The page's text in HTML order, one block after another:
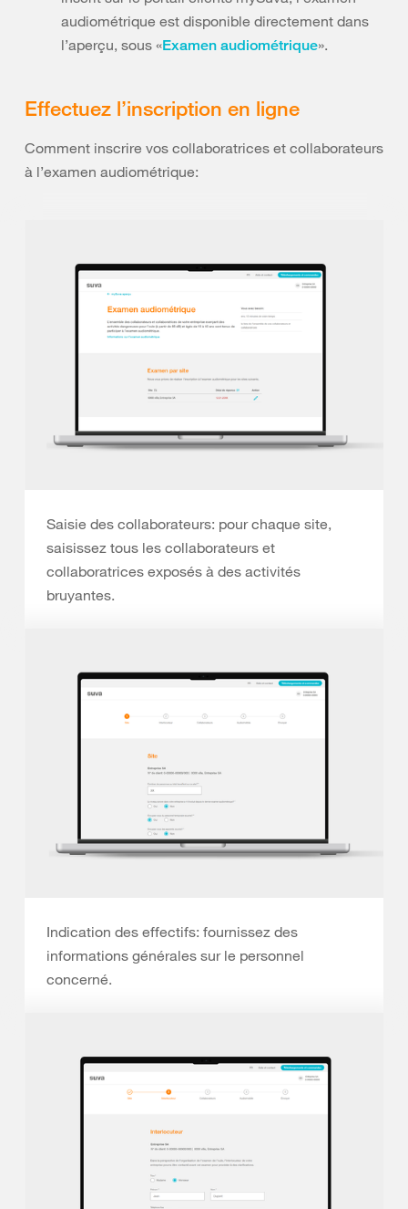
audiométrique est disponible directement dans
l’aperçu, sous «Examen audiométrique».
Effectuez l’inscription en ligne
Comment inscrire vos collaboratrices et collaborateurs
à l’examen audiométrique:
Saisie des collaborateurs: pour chaque site,
saisissez tous les collaborateurs et
collaboratrices exposés à des activités
bruyantes.
Indication des effectifs: fournissez des
informations générales sur le personnel
concerné.